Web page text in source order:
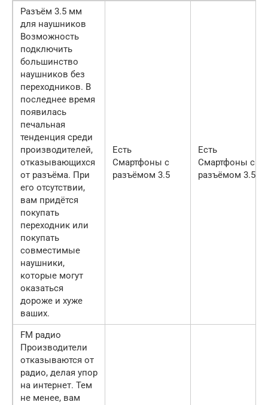
Разъём 3.5 мм
для наушников
Возможность
подключить
большинство
наушников без
переходников. В
последнее время
появилась
печальная
тенденция среди
производителей,
отказывающихся
от разъёма. При
его отсутствии,
вам придётся
покупать
переходник или
покупать
совместимые
наушники,
которые могут
оказаться
дороже и хуже
ваших.
Есть
Смартфоны с
разъёмом 3.5
Есть
Смартфоны с
разъёмом 3.5
FM радио
Производители
отказываются от
радио, делая упор
на интернет. Тем
не менее, вам